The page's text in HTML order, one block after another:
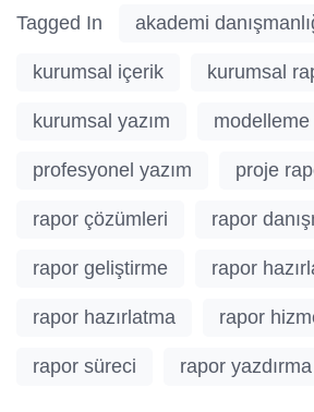
Tagged In akademi
kurumsal içerik kurumsal
kurumsal yazım modelleme
profesyonel yazım proje
rapor çözümleri rapor
rapor geliştirme rapor
rapor hazırlatma rapor
rapor süreci rapor yazdırma